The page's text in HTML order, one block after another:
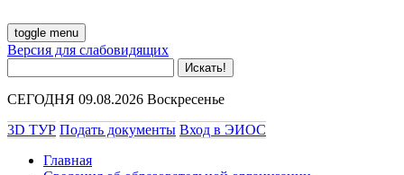
toggle menu
Версия для слабовидящих
СЕГОДНЯ 09.08.2026 Воскресенье
3D ТУР Подать документы Вход в ЭИОС
Главная